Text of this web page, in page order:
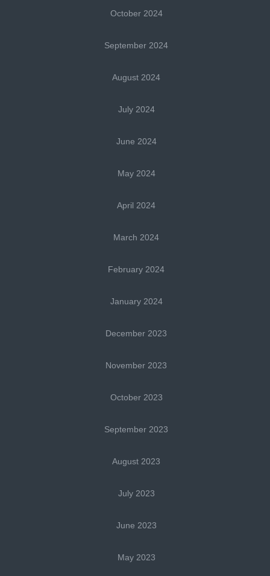
October 2024
September 2024
August 2024
July 2024
June 2024
May 2024
April 2024
March 2024
February 2024
January 2024
December 2023
November 2023
October 2023
September 2023
August 2023
July 2023
June 2023
May 2023